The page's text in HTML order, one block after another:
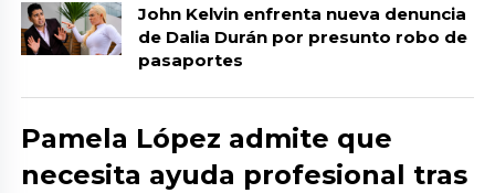
John Kelvin enfrenta nueva denuncia
de Dalia Durán por presunto robo de
pasaportes
Pamela López admite que
necesita ayuda profesional tras